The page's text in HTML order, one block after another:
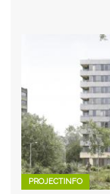
PROJECTINFO